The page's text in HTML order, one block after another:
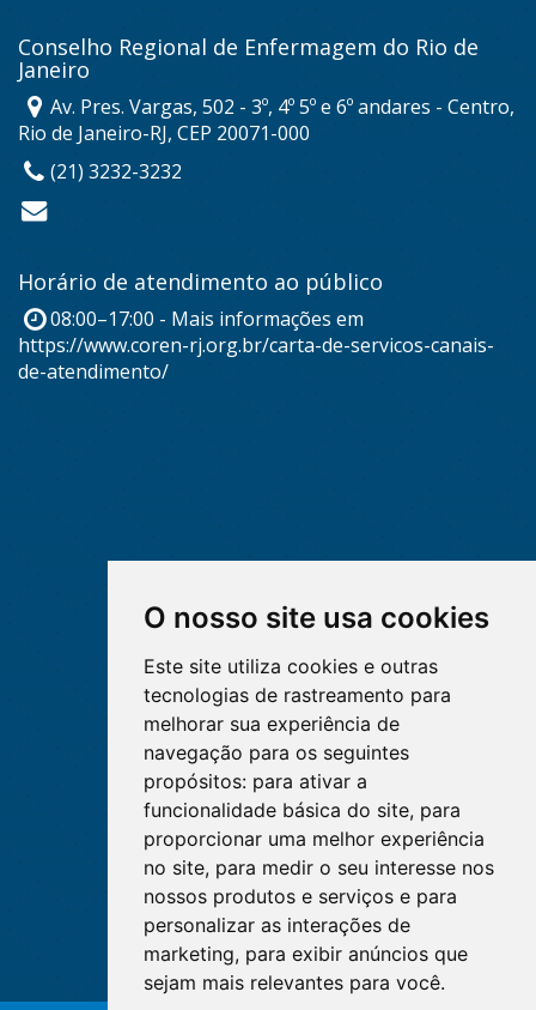
O nosso site usa cookies
Este site utiliza cookies e outras
tecnologias de rastreamento para
melhorar sua experiência de
navegação para os seguintes
propósitos: para ativar a
funcionalidade básica do site, para
proporcionar uma melhor experiência
no site, para medir o seu interesse nos
nossos produtos e serviços e para
personalizar as interações de
marketing, para exibir anúncios que
sejam mais relevantes para você.
Conselho Regional de Enfermagem do Rio de
Janeiro
Av. Pres. Vargas, 502 - 3º, 4º 5º e 6º andares - Centro,
Rio de Janeiro-RJ, CEP 20071-000
(21) 3232-3232
Horário de atendimento ao público
08:00–17:00 - Mais informações em
https://www.coren-rj.org.br/carta-de-servicos-canais-
de-atendimento/